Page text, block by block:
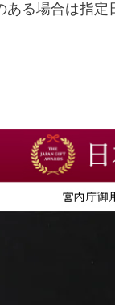
る場合は指定